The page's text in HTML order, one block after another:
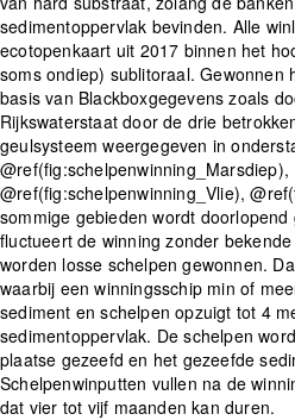
sedimentoppervlak bevinden. Alle
ecotopenkaart uit 2017 binnen het
soms ondiep) sublitoraal. Gewonnen
basis van Blackboxgegevens zoals
Rijkswaterstaat door de drie
geulsysteem weergegeven in
@ref(fig:schelpenwinning_Marsdiep),
@ref(fig:schelpenwinning_Vlie),
sommige gebieden wordt
fluctueert de winning zonder
worden losse schelpen gewonnen.
waarbij een winningsschip min of
sediment en schelpen opzuigt tot 4
sedimentoppervlak. De schelpen
plaatse gezeefd en het gezeefde
Schelpenwinputten vullen na de
dat vier tot vijf maanden kan duren.